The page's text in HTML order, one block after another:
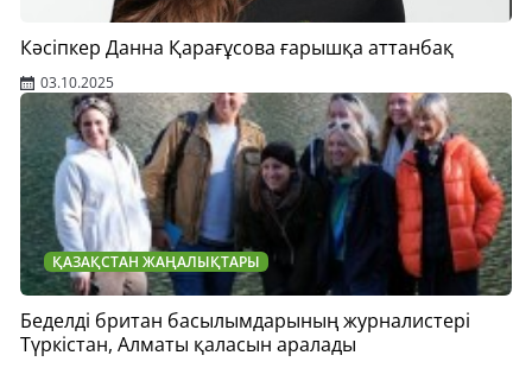
Кәсіпкер Данна Қарағұсова ғарышқа аттанбақ
03.10.2025
ҚАЗАҚСТАН ЖАҢАЛЫҚТАРЫ
Беделді британ басылымдарының журналистері
Түркістан, Алматы қаласын аралады